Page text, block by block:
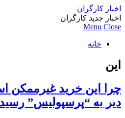
اخبار کارگران
اخبار جدید کارگران
Menu Close
خانه
این
چرا این خرید غیرممکن
دیر به “پرسپولیس” رسید